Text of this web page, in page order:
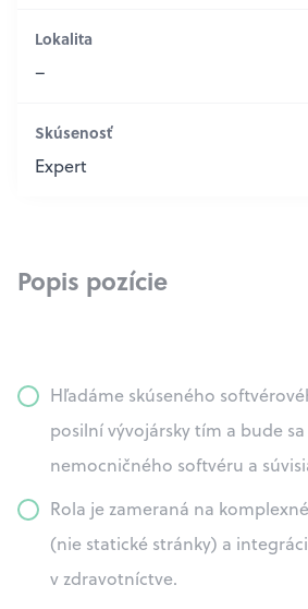
Lokalita
–
Skúsenosť
Expert
Popis pozície
Hľadáme skúseného
posilní vývojársky tím a bude
nemocničného softvéru a
Rola je zameraná na
(nie statické stránky) a
v zdravotníctve.